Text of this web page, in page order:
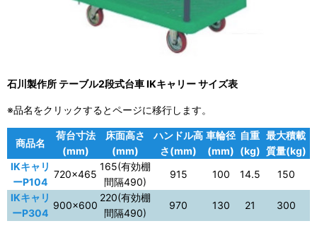
石川製作所 テーブル2段式台車 IKキャリー サイズ表
※品名をクリックするとページに移行します。
商品名
荷台寸法
(mm)
床面高さ
(mm)
ハンドル高
さ(mm)
車輪径
(mm)
自重
(kg)
最大積載
質量(kg)
IKキャリ
ーP104
720×465
165(有効棚
間隔490)
915 100 14.5
150
IKキャリ
ーP304
900×600
220(有効棚
間隔490)
970 130 21 300